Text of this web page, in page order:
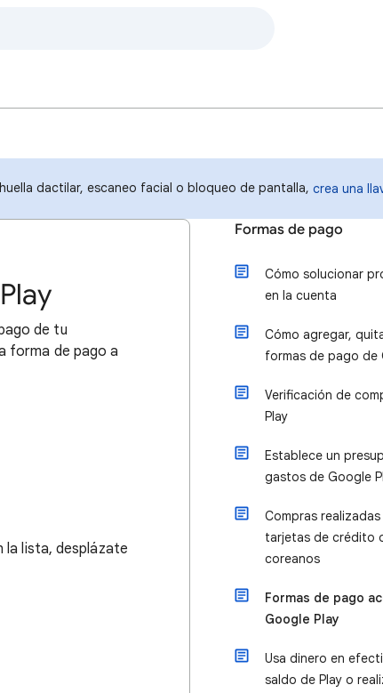
dactilar, escaneo facial o bloqueo de pantalla, crea una
de tu
forma de pago a
la lista, desplázate
Formas de pago
Cómo solucionar
en la cuenta
Cómo agregar,
formas de pago de
Verificación de
Play
Establece un
gastos de Google
Compras
tarjetas de crédito
coreanos
Formas de pago
Google Play
Usa dinero en
saldo de Play o